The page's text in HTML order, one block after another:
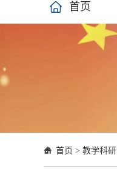
首页
首页 > 教学科研